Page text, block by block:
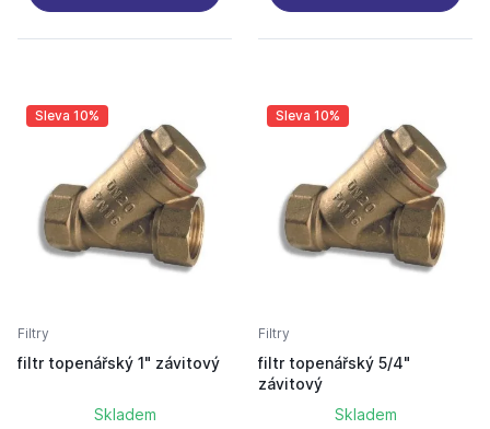
Sleva 10%
Filtry
filtr topenářský 1" závitový
Skladem
Sleva 10%
Filtry
filtr topenářský 5/4"
závitový
Skladem